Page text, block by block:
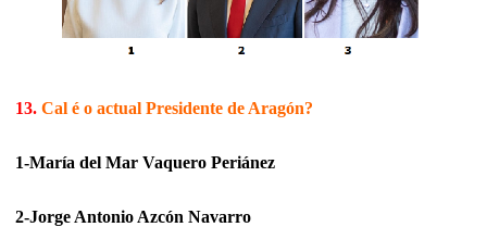
13. Cal é o actual Presidente de Aragón?
1-María del Mar Vaquero Periánez
2-Jorge Antonio Azcón Navarro